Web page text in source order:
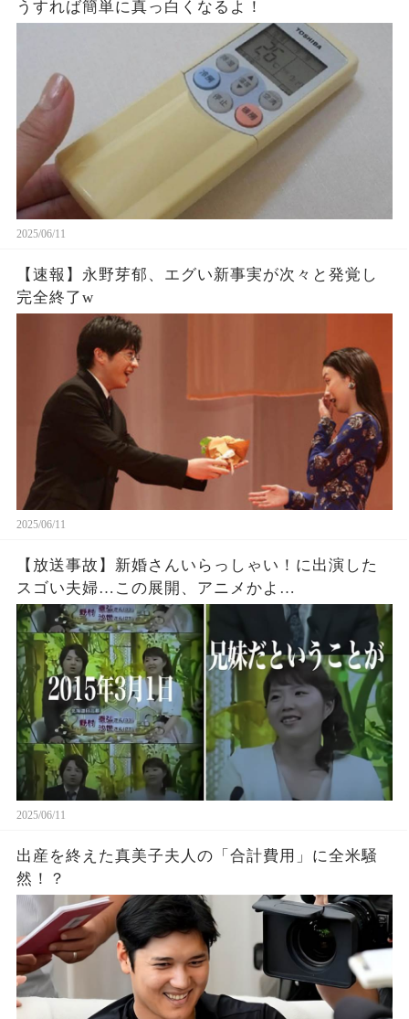
うすれば簡単に真っ白くなるよ！
2025/06/11
【速報】永野芽郁、エグい新事実が次々と発覚し
完全終了w
2025/06/11
【放送事故】新婚さんいらっしゃい！に出演した
スゴい夫婦…この展開、アニメかよ…
2025/06/11
出産を終えた真美子夫人の「合計費用」に全米騒
然！？